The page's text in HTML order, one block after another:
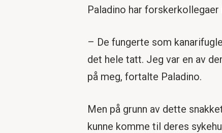
Paladino har forskerkollegaer
– De fungerte som
det hele tatt. Jeg var en av
på meg, fortalte Paladino.
Men på grunn av dette
kunne komme til deres